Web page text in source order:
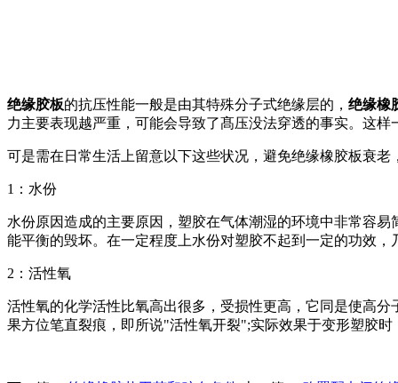
绝缘胶板的抗压性能一般是由其特殊分子式绝缘层的， 绝缘橡
力主要表现越严重，可能会导致了髙压没法穿透的事实。这
可是需在日常生活上留意以下这些状况，避免绝缘橡胶板衰老
1：水份
水份原因造成的主要原因，塑胶在气体潮湿的环境中非常容
能平衡的毁坏。在一定程度上水份对塑胶不起到一定的功效
2：活性氧
活性氧的化学活性比氧高出很多，受损性更高，它同是使高
果方位笔直裂痕，即所说"活性氧开裂";实际效果于变形塑胶